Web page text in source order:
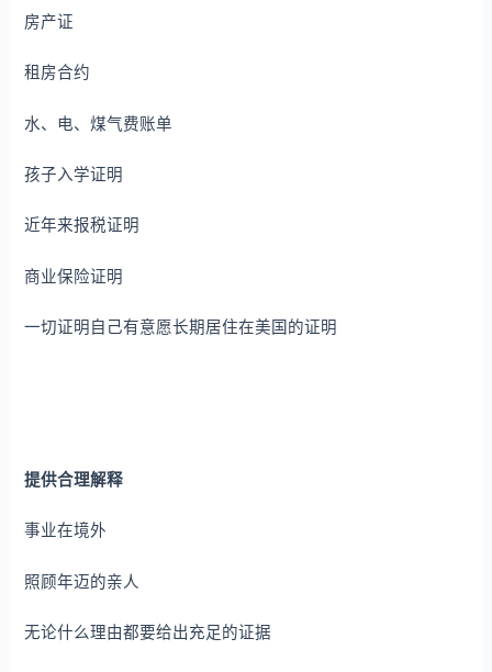
房产证
租房合约
水、电、煤气费账单
孩子入学证明
近年来报税证明
商业保险证明
一切证明自己有意愿长期居住在美国的证明
提供合理解释
事业在境外
照顾年迈的亲人
无论什么理由都要给出充足的证据